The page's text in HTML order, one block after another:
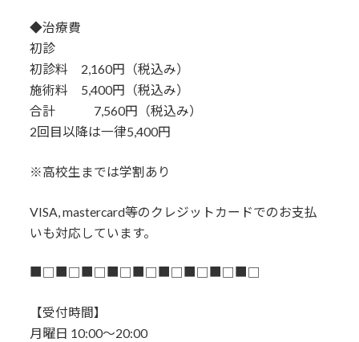
◆治療費
初診
初診料 2,160円（税込み）
施術料 5,400円（税込み）
合計 7,560円（税込み）
2回目以降は一律5,400円
※高校生までは学割あり
VISA, mastercard等のクレジットカードでのお支払
いも対応しています。
■□■□■□■□■□■□■□■□■□
【受付時間】
月曜日 10:00〜20:00